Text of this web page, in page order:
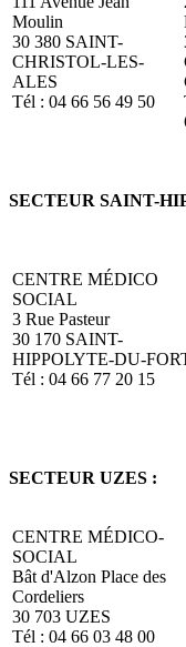
Moulin
30 380 SAINT-
CHRISTOL-LES-
ALES
Tél : 04 66 56 49 50
SECTEUR SAINT-
CENTRE MÉDICO
SOCIAL
3 Rue Pasteur
30 170 SAINT-
HIPPOLYTE-DU-
Tél : 04 66 77 20 15
SECTEUR UZES :
CENTRE MÉDICO-
SOCIAL
Bât d'Alzon Place des
Cordeliers
30 703 UZES
Tél : 04 66 03 48 00